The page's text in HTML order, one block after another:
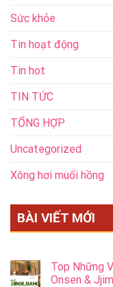
Sức khỏe
Tin hoạt động
Tin hot
TIN TỨC
TỔNG HỢP
Uncategorized
Xông hơi muối hồng
BÀI VIẾT MỚI
Top Những
Onsen &